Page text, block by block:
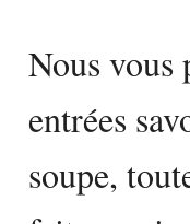
Nous vous
entrées
soupe,